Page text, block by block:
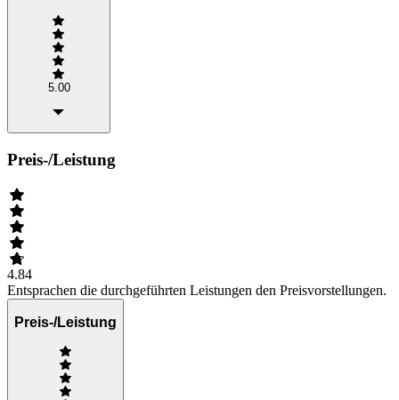
5.00
Preis-/Leistung
4.84
Entsprachen die durchgeführten Leistungen den Preisvorstellungen.
Preis-/Leistung